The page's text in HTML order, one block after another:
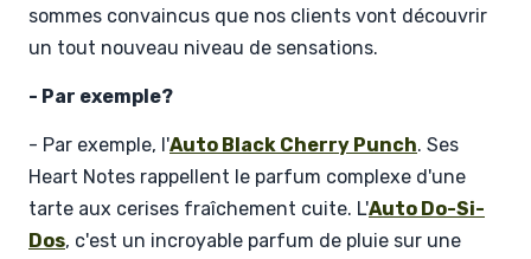
sommes convaincus que nos clients vont découvrir
un tout nouveau niveau de sensations.
- Par exemple?
- Par exemple, l'Auto Black Cherry Punch. Ses
Heart Notes rappellent le parfum complexe d'une
tarte aux cerises fraîchement cuite. L'Auto Do-Si-
Dos, c'est un incroyable parfum de pluie sur une